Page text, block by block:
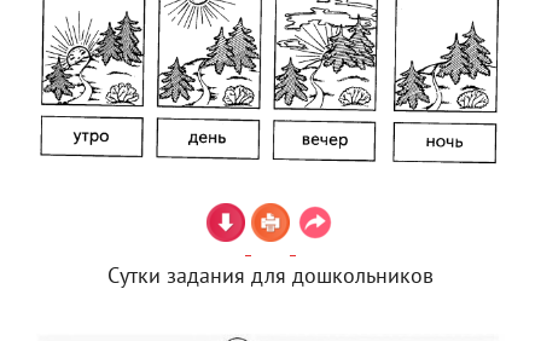
Сутки задания для дошкольников